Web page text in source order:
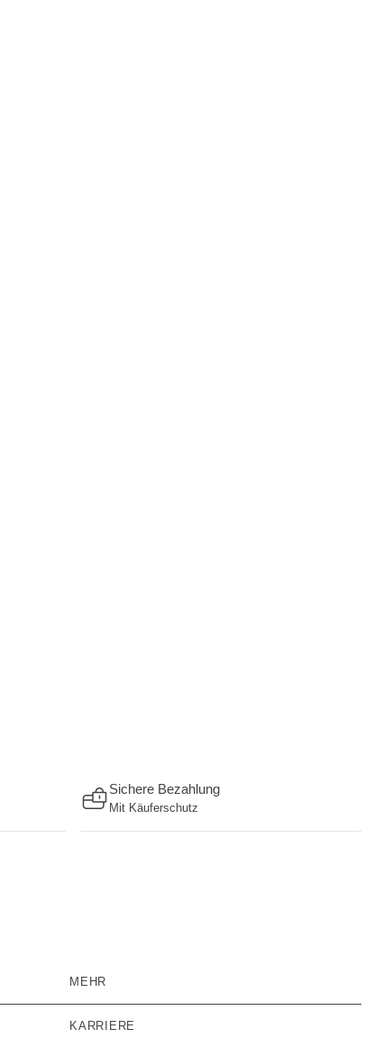
Sichere Bezahlung
Mit Käuferschutz
MEHR
KARRIERE